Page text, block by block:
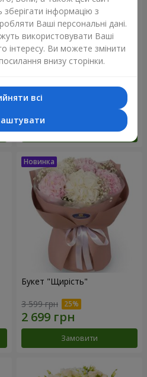
5 998 грн
Замовити
Букет "Щирість"
3 599 грн
Замовити
інформацію з
Ваші персональні дані.
використовувати Ваші
інтересу. Ви можете змінити
внизу сторінки.
всі